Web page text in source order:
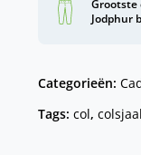
Grootste
Jodphur
Categorieën:
Tags: col, colsjaal